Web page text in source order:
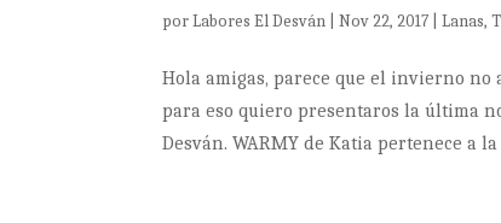
porLabores El Desván |Nov 22, 2017 |Lanas,
Hola amigas, parece que el invierno no
para eso quiero presentaros la última
Desván. WARMY de Katia pertenece a la